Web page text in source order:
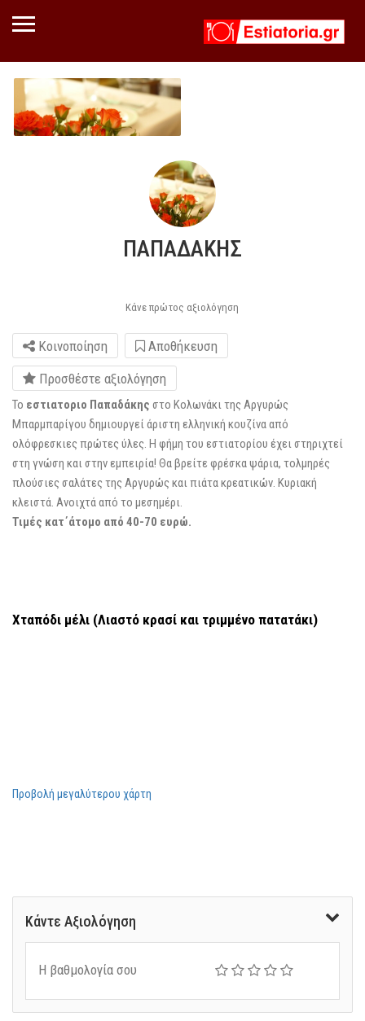
ΠΑΠΑΔΑΚΗΣ
Κάνε πρώτος αξιολόγηση
Κοινοποίηση
Αποθήκευση
Προσθέστε αξιολόγηση
Το εστιατοριο Παπαδάκης στο Κολωνάκι της Αργυρώς
Μπαρμπαρίγου δημιουργεί άριστη ελληνική κουζίνα από
ολόφρεσκιες πρώτες ύλες. Η φήμη του εστιατορίου έχει στηριχτεί
στη γνώση και στην εμπειρία! Θα βρείτε φρέσκα ψάρια, τολμηρές
πλούσιες σαλάτες της Αργυρώς και πιάτα κρεατικών. Κυριακή
κλειστά. Ανοιχτά από το μεσημέρι.
Τιμές κατ΄άτομο από 40-70 ευρώ.
Χταπόδι μέλι (Λιαστό κρασί και τριμμένο πατατάκι)
Προβολή μεγαλύτερου χάρτη
Κάντε Αξιολόγηση
Η βαθμολογία σου